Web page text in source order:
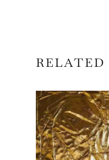
RELATED